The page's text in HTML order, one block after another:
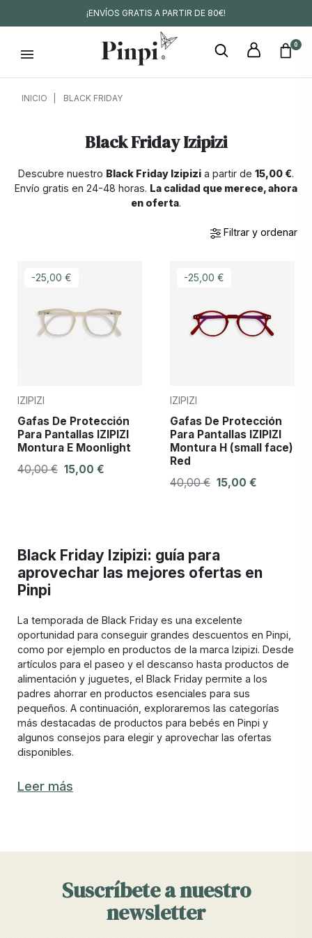
¡ENVÍOS GRATIS A PARTIR DE 80€!
0
INICIO BLACK FRIDAY
Black Friday Izipizi
Descubre nuestro Black Friday Izipizi a partir de 15,00 €.
Envío gratis en 24-48 horas. La calidad que merece, ahora
en oferta.
Filtrar y ordenar
-25,00 €
IZIPIZI
Gafas De Protección
Para Pantallas IZIPIZI
Montura E Moonlight
40,00 € 15,00 €
-25,00 €
IZIPIZI
Gafas De Protección
Para Pantallas IZIPIZI
Montura H (small face)
Red
40,00 € 15,00 €
Black Friday Izipizi: guía para
aprovechar las mejores ofertas en
Pinpi
La temporada de Black Friday es una excelente
oportunidad para conseguir grandes descuentos en Pinpi,
como por ejemplo en productos de la marca Izipizi. Desde
artículos para el paseo y el descanso hasta productos de
alimentación y juguetes, el Black Friday permite a los
padres ahorrar en productos esenciales para sus
pequeños. A continuación, exploraremos las categorías
más destacadas de productos para bebés en Pinpi y
algunos consejos para elegir y aprovechar las ofertas
disponibles.
Productos para el paseo: carritos, sillas de
paseo y más en Black Friday
una inversión significativa para las familias. En Pinpi,
paseo de diferentes tipos, ya sea que busques un
modelo compacto para ciudad o uno más robusto para
terrenos variados. Aprovechar el Black Friday para
Leer más
Suscríbete a nuestro
newsletter